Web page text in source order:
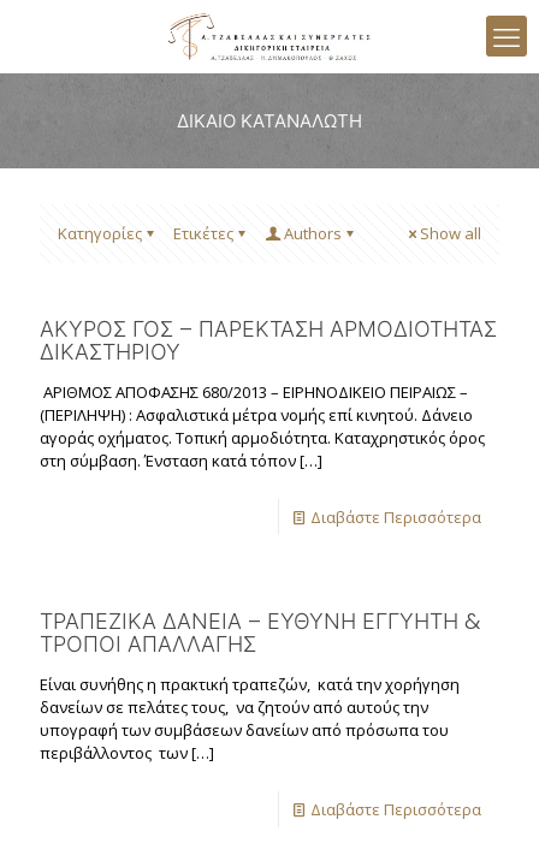
ΔΙΚΑΙΟ ΚΑΤΑΝΑΛΩΤΗ
Κατηγορίες Ετικέτες Authors Show all
ΑΚΥΡΟΣ ΓΟΣ – ΠΑΡΕΚΤΑΣΗ ΑΡΜΟΔΙΟΤΗΤΑΣ
ΔΙΚΑΣΤΗΡΙΟΥ
ΑΡΙΘΜΟΣ ΑΠΟΦΑΣΗΣ 680/2013 – ΕΙΡΗΝΟΔΙΚΕΙΟ ΠΕΙΡΑΙΩΣ –
(ΠΕΡΙΛΗΨΗ) : Ασφαλιστικά μέτρα νομής επί κινητού. Δάνειο
αγοράς οχήματος. Τοπική αρμοδιότητα. Καταχρηστικός όρος
στη σύμβαση. Ένσταση κατά τόπον[…]
Διαβάστε Περισσότερα
ΤΡΑΠΕΖΙΚΑ ΔΑΝΕΙΑ – ΕΥΘΥΝΗ ΕΓΓΥΗΤΗ &
ΤΡΟΠΟΙ ΑΠΑΛΛΑΓΗΣ
Είναι συνήθης η πρακτική τραπεζών, κατά την χορήγηση
δανείων σε πελάτες τους, να ζητούν από αυτούς την
υπογραφή των συμβάσεων δανείων από πρόσωπα του
περιβάλλοντος των[…]
Διαβάστε Περισσότερα